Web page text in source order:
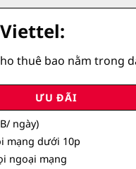
thuê bao nằm trong
ƯU ĐÃI
ngày)
mạng dưới 10p
ngoại mạng